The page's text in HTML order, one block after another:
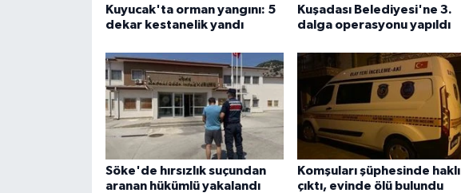
Kuyucak'ta orman yangını: 5
dekar kestanelik yandı
Kuşadası Belediyesi'ne 3.
dalga operasyonu yapıldı
Söke'de hırsızlık suçundan
aranan hükümlü yakalandı
Komşuları şüphesinde haklı
çıktı, evinde ölü bulundu